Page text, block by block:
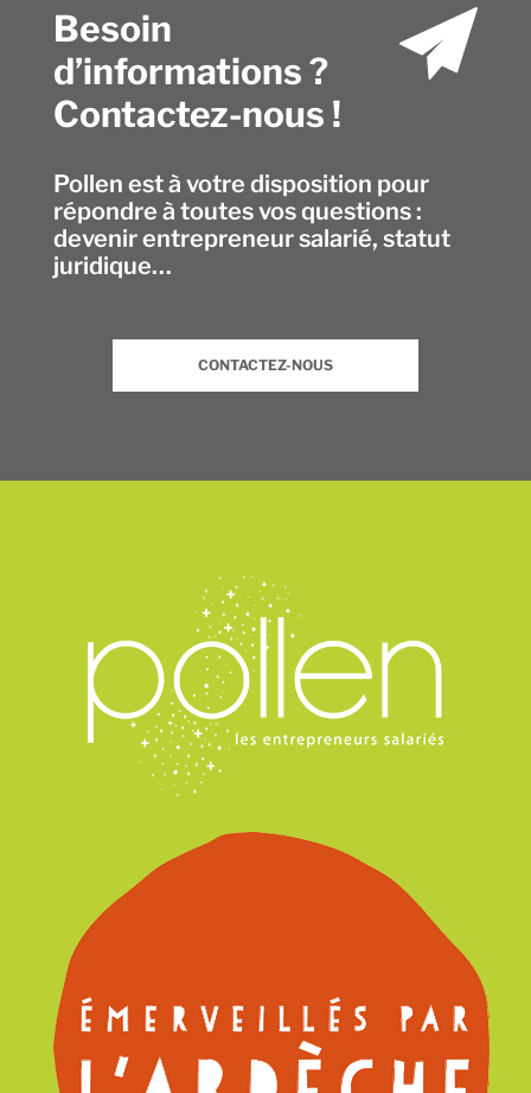
Besoin
d’informations ?
Contactez-nous !
Pollen est à votre disposition pour
répondre à toutes vos questions :
devenir entrepreneur salarié, statut
juridique…
CONTACTEZ-NOUS